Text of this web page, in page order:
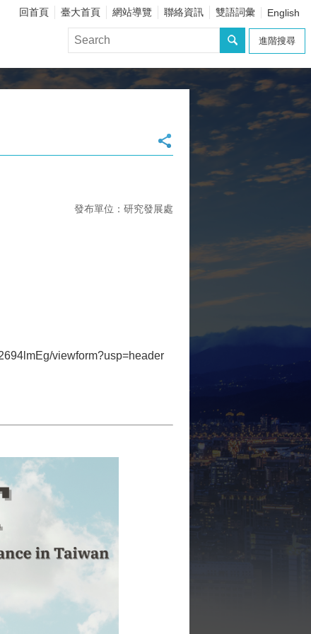
回首頁 臺大首頁 網站導覽 聯絡資訊 雙語詞彙 English
進階搜尋
發布單位：研究發展處
viewform?usp=header